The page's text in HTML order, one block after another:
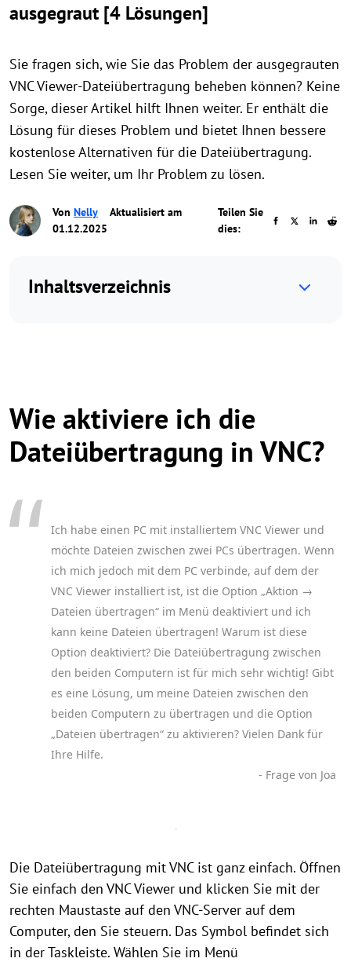
ausgegraut [4 Lösungen]
Sie fragen sich, wie Sie das Problem der ausgegrauten
VNC Viewer-Dateiübertragung beheben können? Keine
Sorge, dieser Artikel hilft Ihnen weiter. Er enthält die
Lösung für dieses Problem und bietet Ihnen bessere
kostenlose Alternativen für die Dateiübertragung.
Lesen Sie weiter, um Ihr Problem zu lösen.
Von Nelly
Aktualisiert am
01.12.2025
Teilen Sie
dies:
Inhaltsverzeichnis
Wie aktiviere ich die
Dateiübertragung in VNC?
Ich habe einen PC mit installiertem VNC Viewer und
möchte Dateien zwischen zwei PCs übertragen. Wenn
ich mich jedoch mit dem PC verbinde, auf dem der
VNC Viewer installiert ist, ist die Option „Aktion →
Dateien übertragen“ im Menü deaktiviert und ich
kann keine Dateien übertragen! Warum ist diese
Option deaktiviert? Die Dateiübertragung zwischen
den beiden Computern ist für mich sehr wichtig! Gibt
es eine Lösung, um meine Dateien zwischen den
beiden Computern zu übertragen und die Option
„Dateien übertragen“ zu aktivieren? Vielen Dank für
Ihre Hilfe.
- Frage von Joa
Die Dateiübertragung mit VNC ist ganz einfach. Öffnen
Sie einfach den VNC Viewer und klicken Sie mit der
rechten Maustaste auf den VNC-Server auf dem
Computer, den Sie steuern. Das Symbol befindet sich
in der Taskleiste. Wählen Sie im Menü